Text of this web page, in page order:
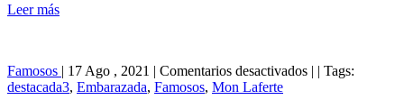
Leer más
Famosos | 17 Ago , 2021 | Comentarios desactivadosen
| | Tags:
destacada3, Embarazada, Famosos, Mon Laferte